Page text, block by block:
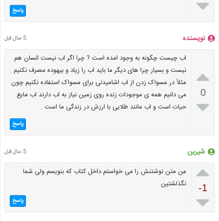
 پاسخ
نویسنده 5 سال قبل

0

اب چیست چگونه به وجود امده است ? چرا اگر اب نیست انسان هم
نیست و بسیار چرا های دیگر ما باید اب را زیاد و بیهوده مصرف نکنیم .
مثلاً در مسواک زدن از اب اشامیدنی برای مسواک استفاده نکنیم چون
می دانیم همه ی موجودات زنده روی زمین نیاز به اب دارند اب مایع
حیات است و اب مانند طلایی با ارزش در زندگی ما است .
پاسخ
شیرین 5 سال قبل

-1

من متن نوشتنش را می خواستم داخل کتاب که بنویسم ولی شما
نگذلشتین
پاسخ